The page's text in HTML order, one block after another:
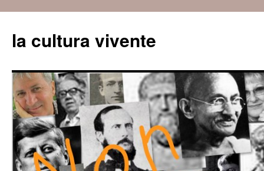
contenuto
la cultura vivente